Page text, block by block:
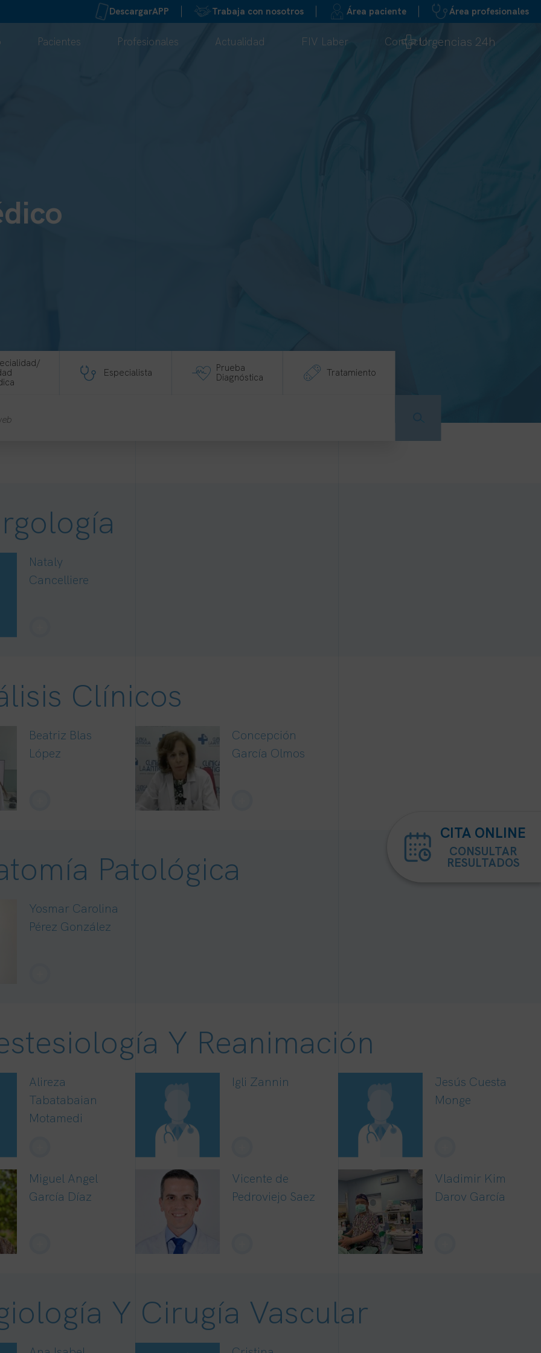
DescargarAPP Trabaja con nosotros Área paciente Área profesionales
Pacientes Profesionales Actualidad FIV Laber ContactoUrgencias 24h
CITA ONLINE
CONSULTAR
RESULTADOS
Especialista
Prueba
Diagnóstica
Tratamiento
Nataly
Cancelliere
Clínicos
Beatriz Blas
López
Concepción
García Olmos
Patológica
Yosmar Carolina
Pérez González
Y Reanimación
Alireza
Tabatabaian
Motamedi
Igli Zannin
Jesús Cuesta
Monge
Miguel Angel
García Díaz
Vicente de
Pedroviejo Saez
Vladimir Kim
Darov García
Y Cirugía Vascular